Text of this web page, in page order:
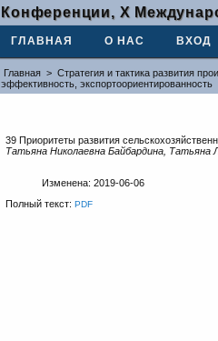
Конференции, X
ГЛАВНАЯ О НАС ВХОД
Главная > Стратегия и тактика развития
эффективность, экспортоориентированность
39 Приоритеты развития
Татьяна Николаевна Байбардина, Татьяна
Изменена: 2019-06-06
Полный текст:PDF